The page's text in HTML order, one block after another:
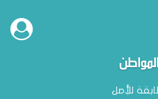
للأصل